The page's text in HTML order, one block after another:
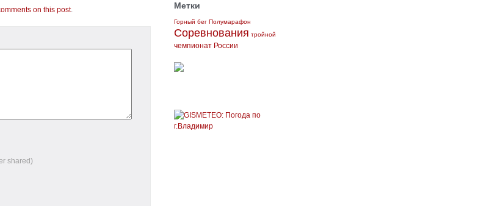
on this post.
shared)
Метки
Горный бег Полумарафон
Соревнования тройной
чемпионат России